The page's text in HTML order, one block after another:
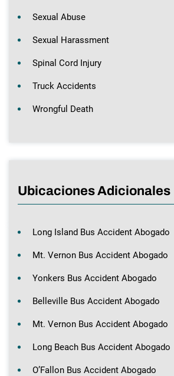
Sexual Abuse
Sexual Harassment
Spinal Cord Injury
Truck Accidents
Wrongful Death
Ubicaciones Adicionales
Long Island Bus Accident Abogado
Mt. Vernon Bus Accident Abogado
Yonkers Bus Accident Abogado
Belleville Bus Accident Abogado
Mt. Vernon Bus Accident Abogado
Long Beach Bus Accident Abogado
O’Fallon Bus Accident Abogado